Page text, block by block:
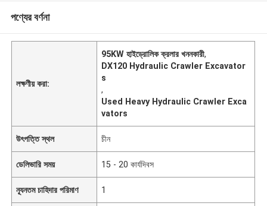
পণ্যের বর্ণনা
লক্ষণীয় করা:
95KW হাইড্রোলিক ক্রলার খননকারী,
DX120 Hydraulic Crawler Excavator
s
,
Used Heavy Hydraulic Crawler Exca
vators
উৎপত্তি স্থল চীন
ডেলিভারি সময় 15 - 20 কার্যদিবস
ন্যূনতম চাহিদার পরিমাণ 1